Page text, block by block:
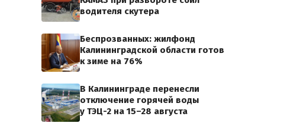
водителя скутера
Беспрозванных: жилфонд
Калининградской области готов
к зиме на 76%
В Калининграде перенесли
отключение горячей воды
у ТЭЦ-2 на 15–28 августа